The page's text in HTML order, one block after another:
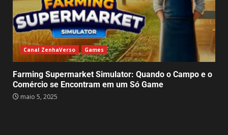
Canal ZenhaVerso Games
Farming Supermarket Simulator: Quando o Campo e o
Comércio se Encontram em um Só Game
maio 5, 2025